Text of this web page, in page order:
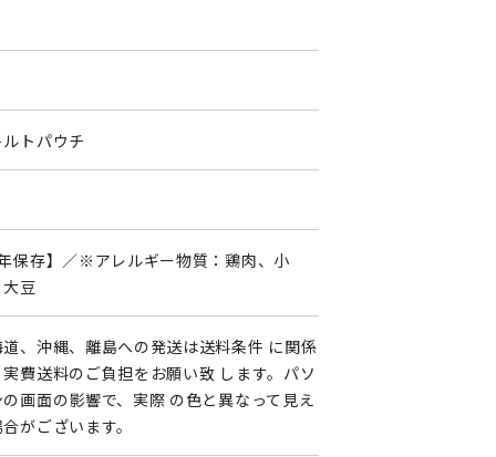
トパウチ
保存】／※アレルギー物質：鶏肉、小
豆
、沖縄、離島への発送は送料条件 に関係
費送料のご負担をお願い致 します。パソ
画面の影響で、実際 の色と異なって見え
がございます。